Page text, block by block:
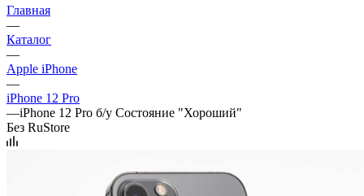
Главная
—
Каталог
—
Apple iPhone
—
iPhone 12 Pro
—iPhone 12 Pro б/у Состояние "Хороший"
Без RuStore